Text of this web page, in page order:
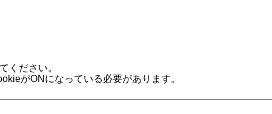
ください。
がONになっている必要があります。